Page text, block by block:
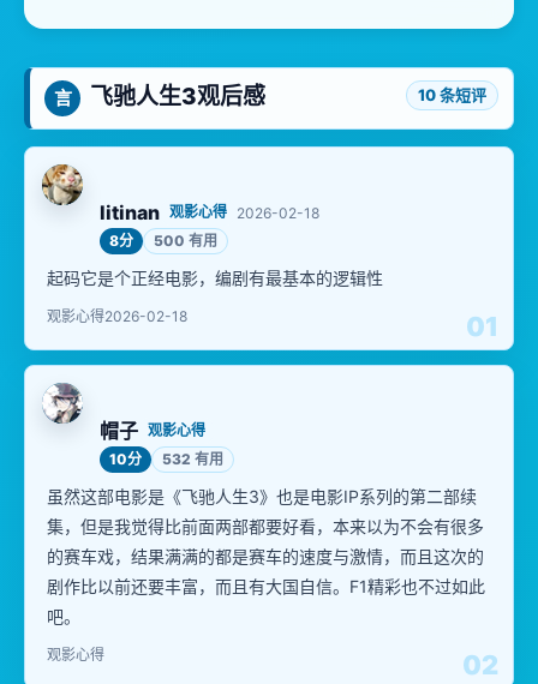
言 飞驰人生3观后感 10 条短评
01
litinan 观影心得 2026-02-18
8分
500 有用
起码它是个正经电影，编剧有最基本的逻辑性
观影心得2026-02-18
02
帽子 观影心得
10分
532 有用
虽然这部电影是《飞驰人生3》也是电影IP系列的第二部续
集，但是我觉得比前面两部都要好看，本来以为不会有很多
的赛车戏，结果满满的都是赛车的速度与激情，而且这次的
剧作比以前还要丰富，而且有大国自信。F1精彩也不过如此
吧。
观影心得